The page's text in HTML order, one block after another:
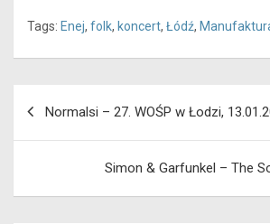
12.01.2020
Tags: Enej, folk, koncert, Łódź,
Normalsi – 27. WOŚP w Łodzi,
Simon & Garfunkel – The